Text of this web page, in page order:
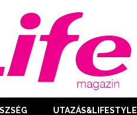
UTAZÁS&LIFESTYLE